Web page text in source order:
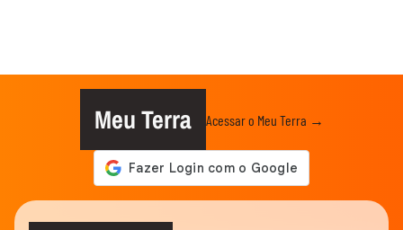
Meu Terra Acessar o Meu Terra →